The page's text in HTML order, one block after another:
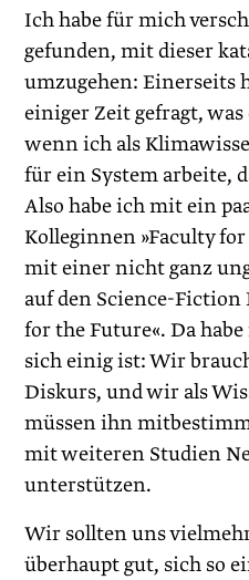
Ich habe für mich
gefunden, mit dieser
umzugehen: Einerseits
einiger Zeit gefragt,
wenn ich als
für ein System arbeite,
Also habe ich mit ein
Kolleginnen »Faculty
mit einer nicht ganz
auf den Science-
for the Future«. Da
sich einig ist: Wir
Diskurs, und wir als
müssen ihn
mit weiteren Studien
unterstützen.
Wir sollten uns
überhaupt gut, sich so